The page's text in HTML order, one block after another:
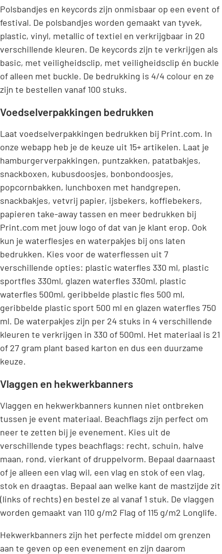
Polsbandjes en keycords zijn onmisbaar op een event of
festival. De polsbandjes worden gemaakt van tyvek,
plastic, vinyl, metallic of textiel en verkrijgbaar in 20
verschillende kleuren. De keycords zijn te verkrijgen als
basic, met veiligheidsclip, met veiligheidsclip én buckle
of alleen met buckle. De bedrukking is 4/4 colour en ze
zijn te bestellen vanaf 100 stuks.
Voedselverpakkingen bedrukken
Laat voedselverpakkingen bedrukken bij Print.com. In
onze webapp heb je de keuze uit 15+ artikelen. Laat je
hamburgerverpakkingen, puntzakken, patatbakjes,
snackboxen, kubusdoosjes, bonbondoosjes,
popcornbakken, lunchboxen met handgrepen,
snackbakjes, vetvrij papier, ijsbekers, koffiebekers,
papieren take-away tassen en meer bedrukken bij
Print.com met jouw logo of dat van je klant erop. Ook
kun je waterflesjes en waterpakjes bij ons laten
bedrukken. Kies voor de waterflessen uit 7
verschillende opties: plastic waterfles 330 ml, plastic
sportfles 330ml, glazen waterfles 330ml, plastic
waterfles 500ml, geribbelde plastic fles 500 ml,
geribbelde plastic sport 500 ml en glazen waterfles 750
ml. De waterpakjes zijn per 24 stuks in 4 verschillende
kleuren te verkrijgen in 330 of 500ml. Het materiaal is 21
of 27 gram plant based karton en dus een duurzame
keuze.
Vlaggen en hekwerkbanners
Vlaggen en hekwerkbanners kunnen niet ontbreken
tussen je event materiaal. Beachflags zijn perfect om
neer te zetten bij je evenement. Kies uit de
verschillende types beachflags: recht, schuin, halve
maan, rond, vierkant of druppelvorm. Bepaal daarnaast
of je alleen een vlag wil, een vlag en stok of een vlag,
stok en draagtas. Bepaal aan welke kant de mastzijde zit
(links of rechts) en bestel ze al vanaf 1 stuk. De vlaggen
worden gemaakt van 110 g/m2 Flag of 115 g/m2 Longlife.
Hekwerkbanners zijn het perfecte middel om grenzen
aan te geven op een evenement en zijn daarom